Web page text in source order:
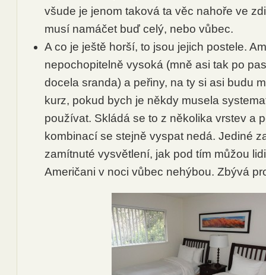
všude je jenom taková ta věc nahoře ve
musí namáčet buď celý, nebo vůbec.
A co je ještě horší, to jsou jejich postele.
nepochopitelně vysoká (mně asi tak po
docela sranda) a peřiny, na ty si asi budu
kurz, pokud bych je někdy musela
používat. Skládá se to z několika vrstev a
kombinací se stejně vyspat nedá. Jediné
zamítnuté vysvětlení, jak pod tím můžou
Američani v noci vůbec nehýbou. Zbývá